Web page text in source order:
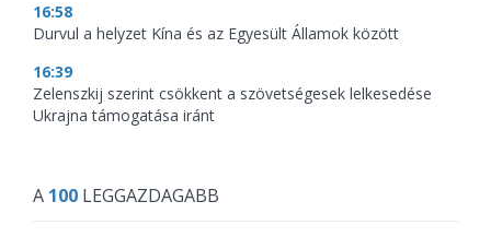
16:58
Durvul a helyzet Kína és az Egyesült Államok között
16:39
Zelenszkij szerint csökkent a szövetségesek lelkesedése
Ukrajna támogatása iránt
A 100 LEGGAZDAGABB